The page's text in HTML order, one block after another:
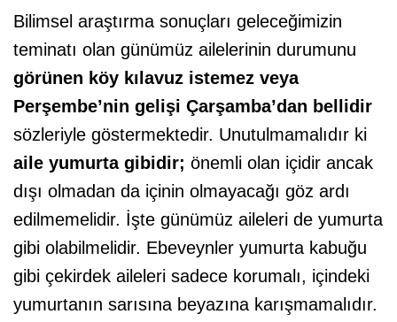
Bilimsel araştırma sonuçları geleceğimizin
teminatı olan günümüz ailelerinin durumunu
görünen köy kılavuz istemez veya
Perşembe’nin gelişi Çarşamba’dan bellidir
sözleriyle göstermektedir. Unutulmamalıdır ki
aile yumurta gibidir; önemli olan içidir ancak
dışı olmadan da içinin olmayacağı göz ardı
edilmemelidir. İşte günümüz aileleri de yumurta
gibi olabilmelidir. Ebeveynler yumurta kabuğu
gibi çekirdek aileleri sadece korumalı, içindeki
yumurtanın sarısına beyazına karışmamalıdır.